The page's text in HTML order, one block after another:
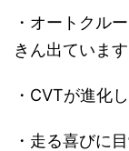
・オートクル
きん出ています
・CVTが進化
・走る喜びに